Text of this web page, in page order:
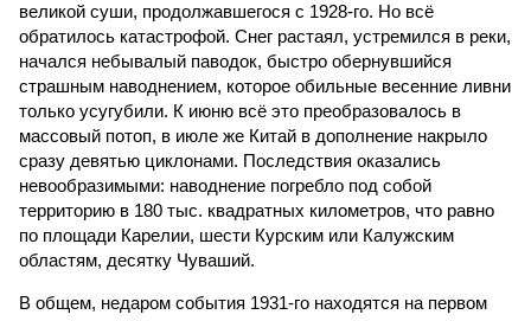
великой суши, продолжавшегося с 1928-го. Но всё
обратилось катастрофой. Снег растаял, устремился в реки,
начался небывалый паводок, быстро обернувшийся
страшным наводнением, которое обильные весенние ливни
только усугубили. К июню всё это преобразовалось в
массовый потоп, в июле же Китай в дополнение накрыло
сразу девятью циклонами. Последствия оказались
невообразимыми: наводнение погребло под собой
территорию в 180 тыс. квадратных километров, что равно
по площади Карелии, шести Курским или Калужским
областям, десятку Чуваший.
В общем, недаром события 1931-го находятся на первом